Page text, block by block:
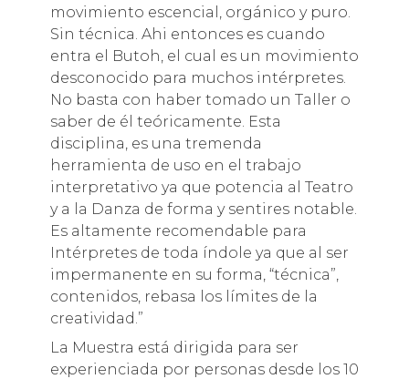
movimiento escencial, orgánico y puro.
Sin técnica. Ahi entonces es cuando
entra el Butoh, el cual es un movimiento
desconocido para muchos intérpretes.
No basta con haber tomado un Taller o
saber de él teóricamente. Esta
disciplina, es una tremenda
herramienta de uso en el trabajo
interpretativo ya que potencia al Teatro
y a la Danza de forma y sentires notable.
Es altamente recomendable para
Intérpretes de toda índole ya que al ser
impermanente en su forma, “técnica”,
contenidos, rebasa los límites de la
creatividad.”
La Muestra está dirigida para ser
experienciada por personas desde los 10